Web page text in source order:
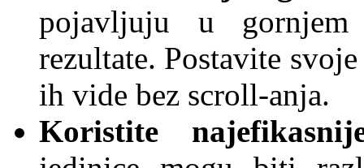
pojavljuju u
rezultate. Postavite
ih vide bez scroll-anja.
Koristite